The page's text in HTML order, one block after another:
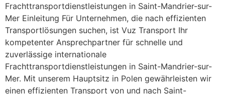
Frachttransportdienstleistungen in Saint-Mandrier-sur-
Mer Einleitung Für Unternehmen, die nach effizienten
Transportlösungen suchen, ist Vuz Transport Ihr
kompetenter Ansprechpartner für schnelle und
zuverlässige internationale
Frachttransportdienstleistungen in Saint-Mandrier-sur-
Mer. Mit unserem Hauptsitz in Polen gewährleisten wir
einen effizienten Transport von und nach Saint-